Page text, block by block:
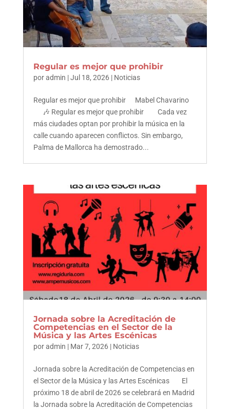
Regular es mejor que prohibir
poradmin |Jul 18, 2026| Noticias
Regular es mejor que prohibir Mabel Chavarino
🎶 Regular es mejor que prohibir Cada vez
más ciudades optan por prohibir la música en la
calle cuando aparecen conflictos. Sin embargo,
Palma de Mallorca ha demostrado...
Jornada sobre la Acreditación de
Competencias en el Sector de la
Música y las Artes Escénicas
poradmin | Mar 7, 2026| Noticias
Jornada sobre la Acreditación de Competencias en
el Sector de la Música y las Artes Escénicas El
próximo 18 de abril de 2026 se celebrará en Madrid
la Jornada sobre la Acreditación de Competencias